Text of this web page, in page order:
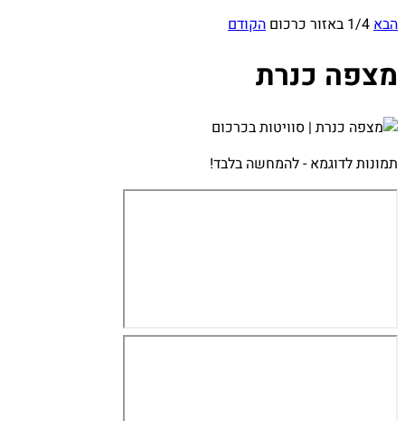
הבא1/4 באזור כרכום הקודם
מצפה כנרת
תמונות לדוגמא - להמחשה בלבד!